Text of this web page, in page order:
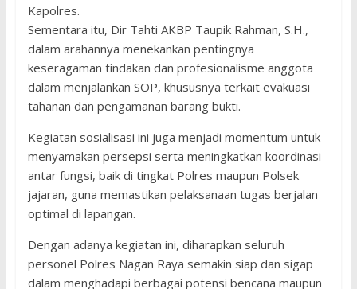
Kapolres.
Sementara itu, Dir Tahti AKBP Taupik Rahman, S.H.,
dalam arahannya menekankan pentingnya
keseragaman tindakan dan profesionalisme anggota
dalam menjalankan SOP, khususnya terkait evakuasi
tahanan dan pengamanan barang bukti.
Kegiatan sosialisasi ini juga menjadi momentum untuk
menyamakan persepsi serta meningkatkan koordinasi
antar fungsi, baik di tingkat Polres maupun Polsek
jajaran, guna memastikan pelaksanaan tugas berjalan
optimal di lapangan.
Dengan adanya kegiatan ini, diharapkan seluruh
personel Polres Nagan Raya semakin siap dan sigap
dalam menghadapi berbagai potensi bencana maupun